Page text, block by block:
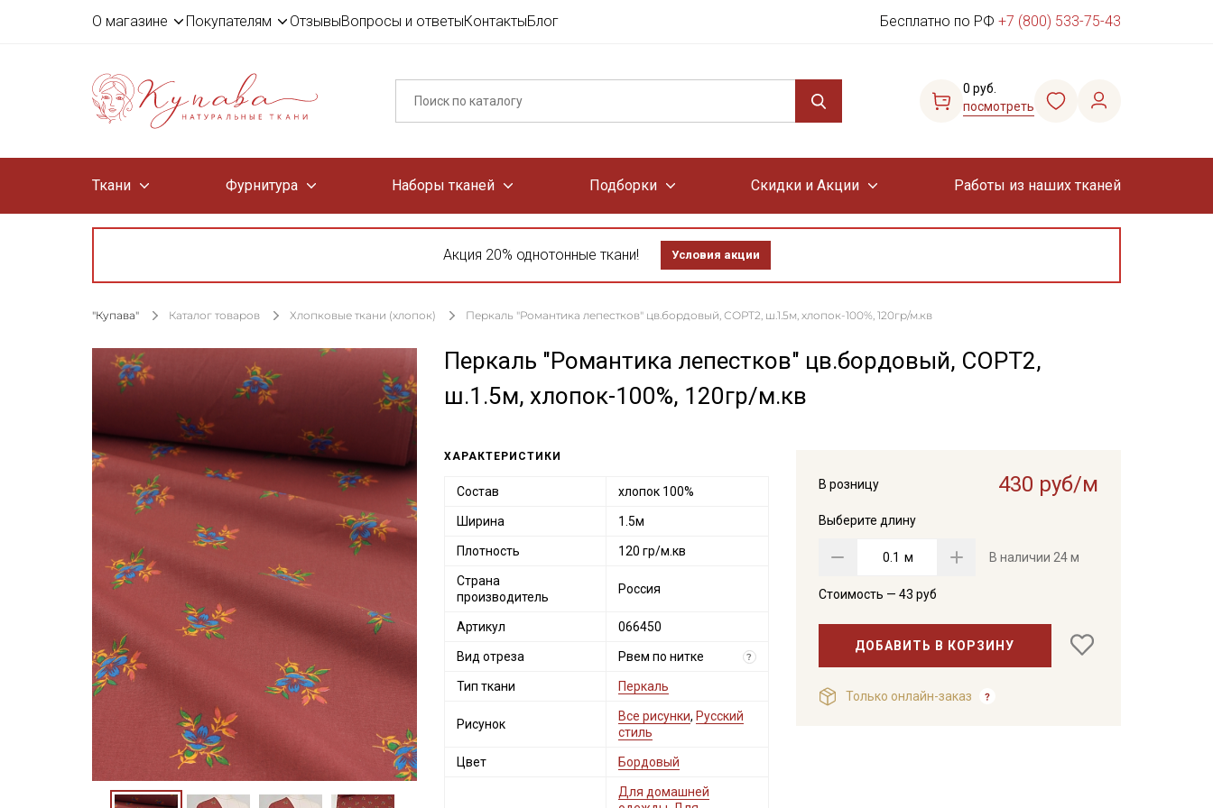
О магазине Покупателям ОтзывыВопросы и ответыКонтактыБлог Бесплатно по РФ +7 (800) 533-75-43
0 руб.
посмотреть
Ткани Фурнитура Наборы тканей Подборки Скидки и Акции Работы из наших тканей
Акция 20% однотонные ткани! Условия акции
"Купава" Каталог товаров Хлопковые ткани (хлопок) Перкаль "Романтика лепестков" цв.бордовый, СОРТ2, ш.1.5м, хлопок-100%, 120гр/м.кв
Перкаль "Романтика лепестков" цв.бордовый, СОРТ2,
ш.1.5м, хлопок-100%, 120гр/м.кв
В розницу 430 руб/м
Выберите длину
м В наличии 24 м
Стоимость — 43 руб
ДОБАВИТЬ В КОРЗИНУ
Только онлайн-заказ
ХАРАКТЕРИСТИКИ
Состав хлопок 100%
Ширина 1.5м
Плотность 120 гр/м.кв
Страна
производитель
Россия
Артикул 066450
Вид отреза Рвем по нитке ?
Тип ткани Перкаль
Рисунок
Все рисунки, Русский
стиль
Цвет Бордовый
Для домашней